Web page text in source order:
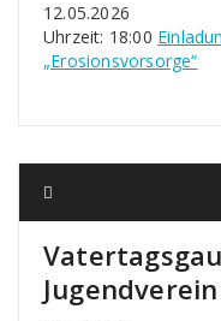
12.05.2026
Uhrzeit: 18:00
„Erosionsvorsorge“